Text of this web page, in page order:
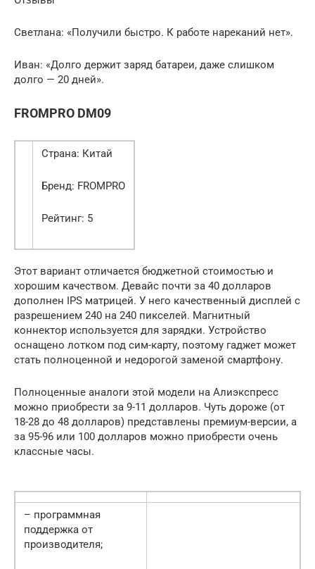
Светлана: «Получили быстро. К работе нареканий нет».
Иван: «Долго держит заряд батареи, даже слишком
долго — 20 дней».
FROMPRO DM09
Страна: Китай
Бренд: FROMPRO
Рейтинг: 5
Этот вариант отличается бюджетной стоимостью и
хорошим качеством. Девайс почти за 40 долларов
дополнен IPS матрицей. У него качественный дисплей с
разрешением 240 на 240 пикселей. Магнитный
коннектор используется для зарядки. Устройство
оснащено лотком под сим-карту, поэтому гаджет может
стать полноценной и недорогой заменой смартфону.
Полноценные аналоги этой модели на Алиэкспресс
можно приобрести за 9-11 долларов. Чуть дороже (от
18-28 до 48 долларов) представлены премиум-версии, а
за 95-96 или 100 долларов можно приобрести очень
классные часы.
– программная
поддержка от
производителя;